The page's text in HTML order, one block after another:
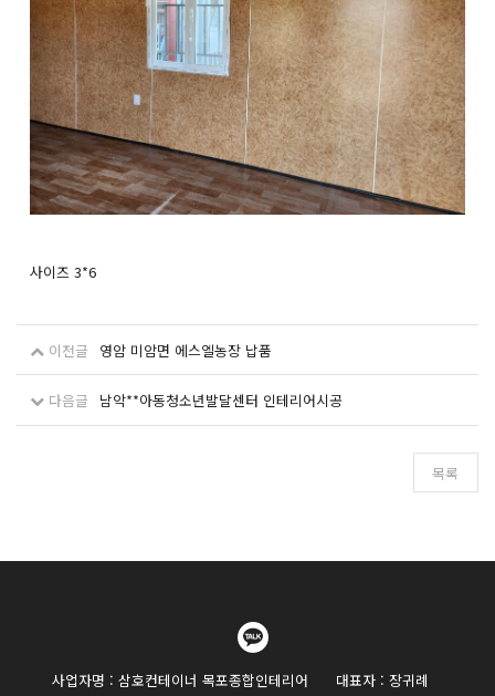
사이즈 3*6
이전글 영암 미암면 에스엘농장 납품
다음글 남악**아동청소년발달센터 인테리어시공
목록
사업자명 : 삼호컨테이너 목포종합인테리어 대표자 : 장귀례